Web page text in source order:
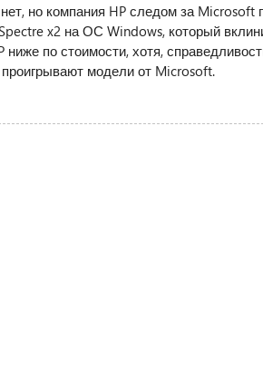
но компания HP следом за Microsoft
x2 на ОС Windows, который
ниже по стоимости, хотя,
проигрывают модели от Microsoft.